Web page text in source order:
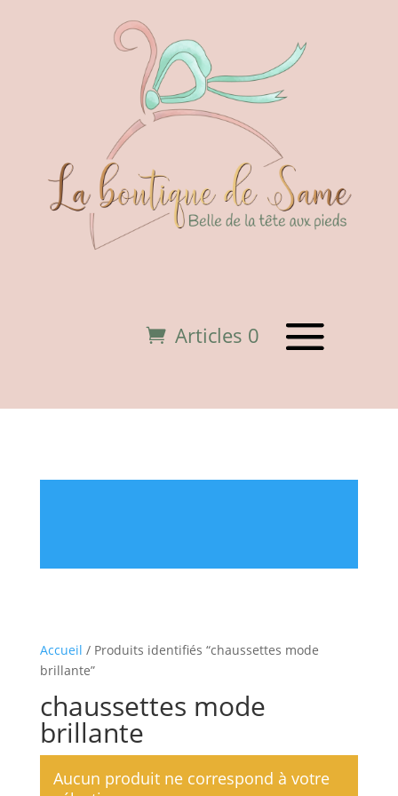
Articles 0
Accueil / Produits identifiés “chaussettes mode
brillante”
chaussettes mode
brillante
Aucun produit ne correspond à votre